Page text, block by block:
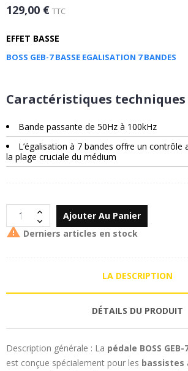
129,00 € TTC
EFFET BASSE
BOSS GEB-7 BASSE EGALISATION 7 BANDES
Caractéristiques techniques
Bande passante de 50Hz à 100kHz
L’égalisation à 7 bandes offre un contrôle
la plage cruciale du médium
Ajouter Au Panier
 Derniers articles en stock
LA DESCRIPTION
DÉTAILS DU PRODUIT
Description générale : La pédale BOSS
est conçue spécialement pour les bassistes